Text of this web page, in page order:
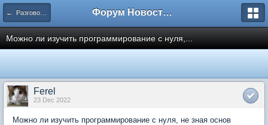
← Разговоры обо всем Форум Новостройки
Можно ли изучить программирование с нуля,...
Ferel
23 Dec 2022
Можно ли изучить программирование с нуля, не зная основ